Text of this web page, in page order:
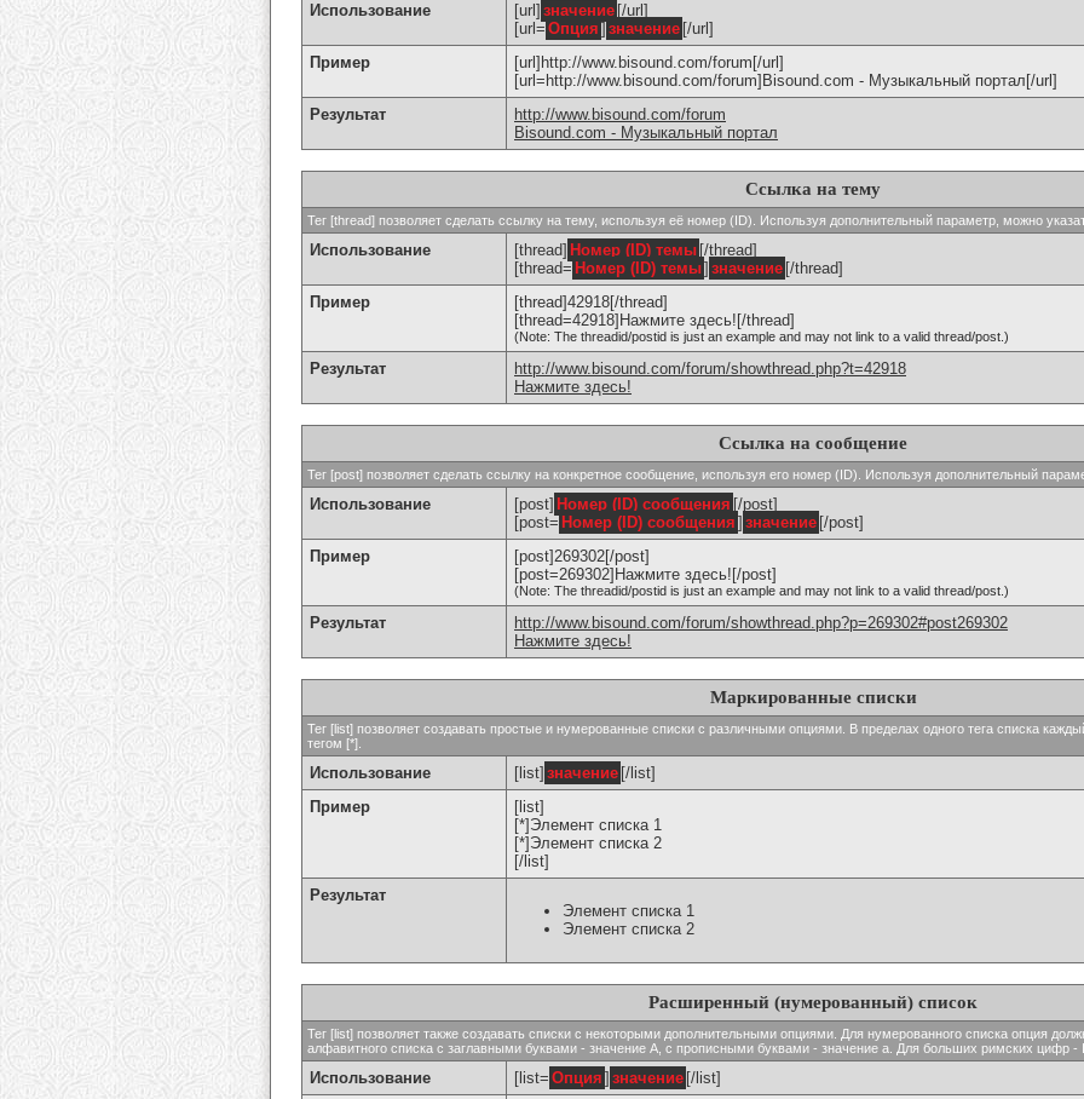
Использование [url] значение [/url]
[url= Опция ] значение [/url]
Пример
[url]http://www.bisound.com/forum[/url]
[url=http://www.bisound.com/forum]Bisound.com - Музыкальный портал[/url]
Результат
http://www.bisound.com/forum
Bisound.com - Музыкальный портал
Ссылка на тему
Тег [thread] позволяет сделать ссылку на тему, используя её номер (ID). Используя дополнительный параметр, можно
Использование [thread] Номер (ID) темы [/thread]
[thread= Номер (ID) темы] значение [/thread]
Пример
[thread]42918[/thread]
[thread=42918]Нажмите здесь![/thread]
(Note: The threadid/postid is just an example and may not link to a valid thread/post.)
Результат
http://www.bisound.com/forum/showthread.php?t=42918
Нажмите здесь!
Ссылка на сообщение
Тег [post] позволяет сделать ссылку на конкретное сообщение, используя его номер (ID). Используя дополнительный
Использование [post] Номер (ID) сообщения [/post]
[post= Номер (ID) сообщения ] значение [/post]
Пример
[post]269302[/post]
[post=269302]Нажмите здесь![/post]
(Note: The threadid/postid is just an example and may not link to a valid thread/post.)
Результат
http://www.bisound.com/forum/showthread.php?p=269302#post269302
Нажмите здесь!
Маркированные списки
Тег [list] позволяет создавать простые и нумерованные списки с различными опциями. В пределах одного тега списка
тегом [*].
Использование [list] значение [/list]
Пример
[list]
[*]Элемент списка 1
[*]Элемент списка 2
[/list]
Результат
Элемент списка 1
Элемент списка 2
Расширенный (нумерованный) список
Тег [list] позволяет также создавать списки с некоторыми дополнительными опциями. Для нумерованного списка опция
алфавитного списка с заглавными буквами - значение A, с прописными буквами - значение а. Для больших римских цифр -
Использование [list= Опция ] значение [/list]